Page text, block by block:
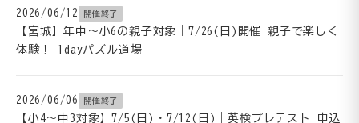
2026/06/12 開催終了
【宮城】年中～小6の親子対象｜7/26(日)開催 親子で楽しく
体験！ 1dayパズル道場
2026/06/06 開催終了
【小4～中3対象】7/5(日)・7/12(日)｜英検プレテスト 申込